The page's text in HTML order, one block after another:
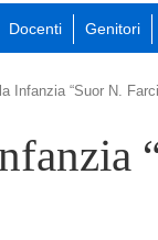
Docenti Genitori
Infanzia “Suor N.